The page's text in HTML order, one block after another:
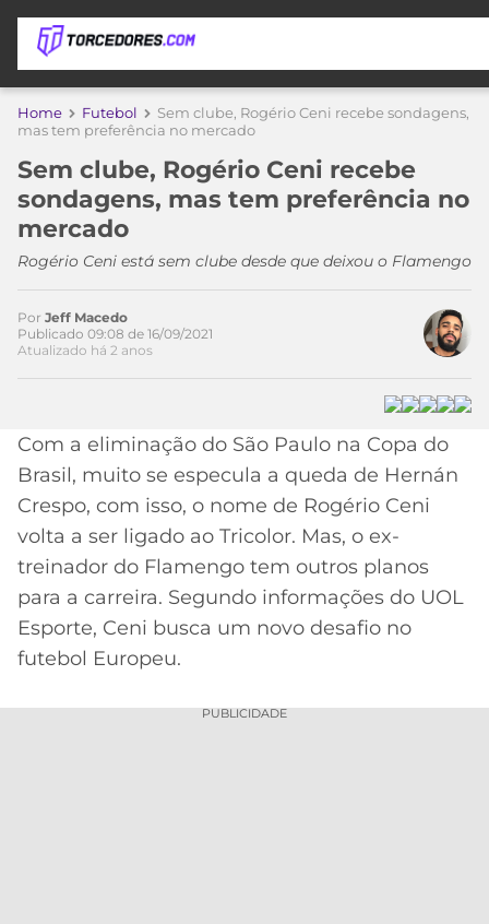
APOSTAS
DE
APOSTA
MELHORES
SITES
DE
APOSTAS
2026
PROMOCIONAL
BETBOOM
CÓDIGO
DE
INDICAÇÃO
BET365
CÓDIGO
COPA
DO
MUNDO
TIMES
MEU
PALMEIRAS
CORINTHIANS
PAULO
SANTOS
CAMPEONATOS
BRASILEIRÃO
SÉRIE
A
LIBERTADORES
COPA
DO
BRASIL
MÍDIA
ESPORTIVA
MERCADO
DA
BOLA
PALPITES
Home Futebol
Sem clube, Rogério Ceni recebe sondagens,
mas tem preferência no mercado
Sem clube, Rogério Ceni recebe
sondagens, mas tem preferência no
mercado
Rogério Ceni está sem clube desde que deixou o Flamengo
Acesse o perfil do autor
no Twitter
Por Jeff Macedo
Publicado 09:08 de 16/09/2021
Atualizado há 2 anos
Com a eliminação do São Paulo na Copa do
Brasil, muito se especula a queda de Hernán
Crespo, com isso, o nome de Rogério Ceni
volta a ser ligado ao Tricolor. Mas, o ex-
treinador do Flamengo tem outros planos
para a carreira. Segundo informações do UOL
Esporte, Ceni busca um novo desafio no
futebol Europeu.
PUBLICIDADE